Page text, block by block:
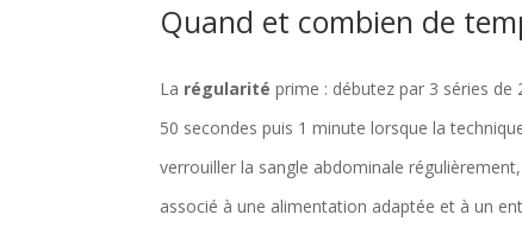
Quand et combien de
La régularité prime : débutez par 3 séries
50 secondes puis 1 minute lorsque la
verrouiller la sangle abdominale
associé à une alimentation adaptée et à un